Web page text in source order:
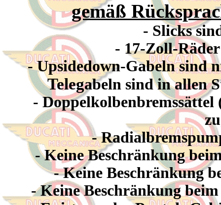
gemäß
- Slicks
- 17-Zoll-
- Upsidedown-Gabeln sind
Telegabeln sind in allen
-
-
- Keine Beschränkung
- Keine Beschränkung
- Keine Beschränkung